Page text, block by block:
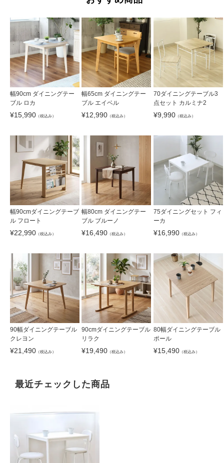
幅90cm ダイニングテー
ブル ロカ
¥15,990 （税込み）
幅65cm ダイニングテー
ブル エイベル
¥12,990 （税込み）
70ダイニングテーブル3
点セット カルミナ2
¥9,990（税込み）
幅90cmダイニングテーブ
ル フロート
¥22,990 （税込み）
幅80cm ダイニングテー
ブル ブルーノ
¥16,490 （税込み）
75ダイニングセット フィ
ーカ
¥16,990（税込み）
90幅ダイニングテーブル
クレヨン
¥21,490 （税込み）
90cmダイニングテーブル
リラク
¥19,490 （税込み）
80幅ダイニングテーブル
ポール
¥15,490（税込み）
最近チェックした商品